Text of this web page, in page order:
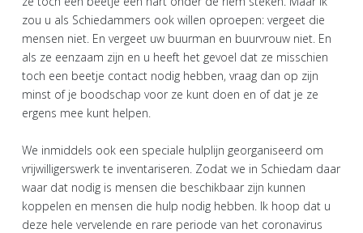
zou u als Schiedammers ook willen oproepen: vergeet die
mensen niet. En vergeet uw buurman en buurvrouw niet. En
als ze eenzaam zijn en u heeft het gevoel dat ze misschien
toch een beetje contact nodig hebben, vraag dan op zijn
minst of je boodschap voor ze kunt doen en of dat je ze
ergens mee kunt helpen.
We inmiddels ook een speciale hulplijn georganiseerd om
vrijwilligerswerk te inventariseren. Zodat we in Schiedam daar
waar dat nodig is mensen die beschikbaar zijn kunnen
koppelen en mensen die hulp nodig hebben. Ik hoop dat u
deze hele vervelende en rare periode van het coronavirus